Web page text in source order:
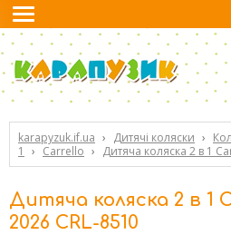
karapyzuk.if.ua › Дитячі коляски ›
1
› Carrello › Дитяча коляска 2 в 1
Дитяча коляска 2 в 1
2026 CRL-8510